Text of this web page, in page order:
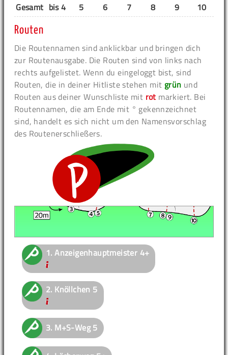
Gesamt bis 4 5 6 7 8 9 10
Routen
Die Routennamen sind anklickbar und bringen dich
zur Routenausgabe. Die Routen sind von links nach
rechts aufgelistet. Wenn du eingeloggt bist, sind
Routen, die in deiner Hitliste stehen mit grün und
Routen aus deiner Wunschliste mit rot markiert. Bei
Routennamen, die am Ende mit ° gekennzeichnet
sind, handelt es sich nicht um den Namensvorschlag
des Routenerschließers.
1.Anzeigenhauptmeister 4+
2. Knöllchen 5
3. M+S-Weg5